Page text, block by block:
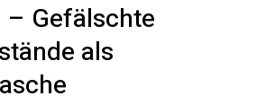
– Gefälschte
als